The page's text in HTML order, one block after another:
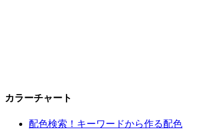
カラーチャート
配色検索！キーワードから作る配色